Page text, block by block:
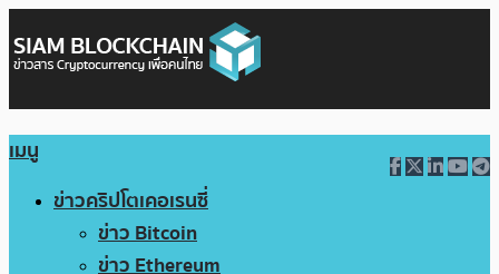
เมนู
ข่าวคริปโตเคอเรนซี่
ข่าว Bitcoin
ข่าว Ethereum